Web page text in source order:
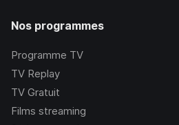
Nos programmes
Programme TV
TV Replay
TV Gratuit
Films streaming